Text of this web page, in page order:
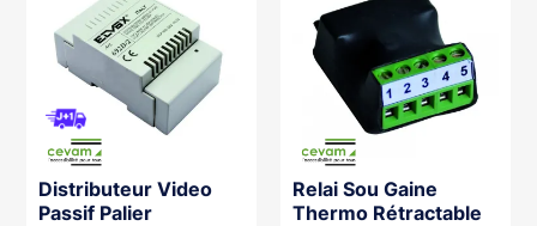
Distributeur Video
Passif Palier
Relai Sou Gaine
Thermo Rétractable